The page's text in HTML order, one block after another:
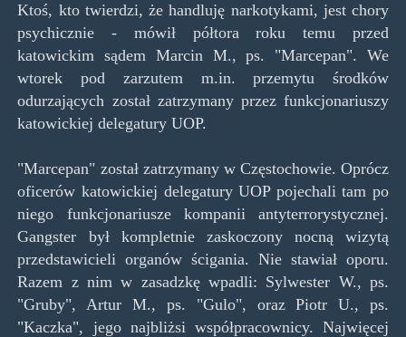
Ktoś, kto twierdzi, że handluję narkotykami, jest chory
psychicznie - mówił półtora roku temu przed
katowickim sądem Marcin M., ps. "Marcepan". We
wtorek pod zarzutem m.in. przemytu środków
odurzających został zatrzymany przez funkcjonariuszy
katowickiej delegatury UOP.
"Marcepan" został zatrzymany w Częstochowie. Oprócz
oficerów katowickiej delegatury UOP pojechali tam po
niego funkcjonariusze kompanii antyterrorystycznej.
Gangster był kompletnie zaskoczony nocną wizytą
przedstawicieli organów ścigania. Nie stawiał oporu.
Razem z nim w zasadzkę wpadli: Sylwester W., ps.
"Gruby", Artur M., ps. "Gulo", oraz Piotr U., ps.
"Kaczka", jego najbliżsi współpracownicy. Najwięcej